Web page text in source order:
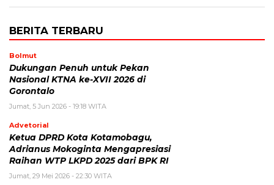
BERITA TERBARU
Bolmut
Dukungan Penuh untuk Pekan
Nasional KTNA ke-XVII 2026 di
Gorontalo
Jumat, 5 Jun 2026 - 19:18 WITA
Advetorial
Ketua DPRD Kota Kotamobagu,
Adrianus Mokoginta Mengapresiasi
Raihan WTP LKPD 2025 dari BPK RI
Jumat, 29 Mei 2026 - 22:30 WITA